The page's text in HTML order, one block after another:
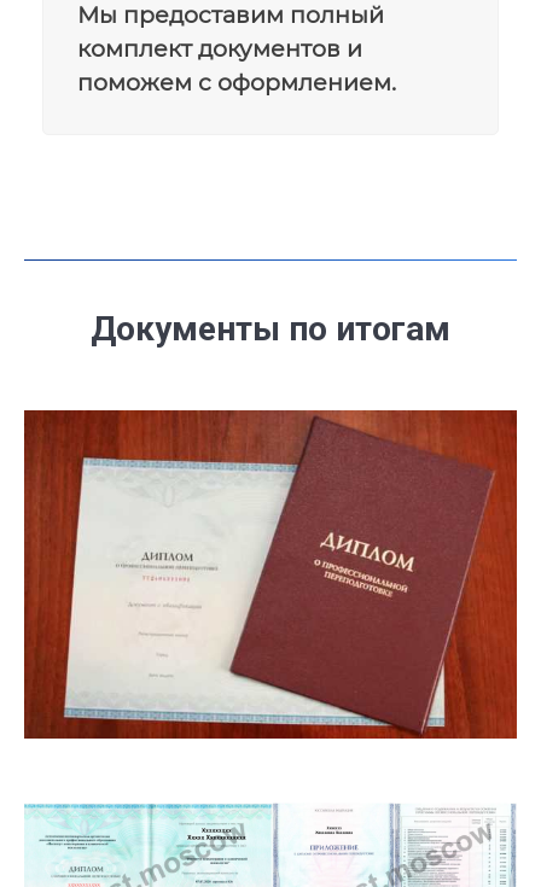
Мы предоставим полный
комплект документов и
поможем с оформлением.
Документы по итогам